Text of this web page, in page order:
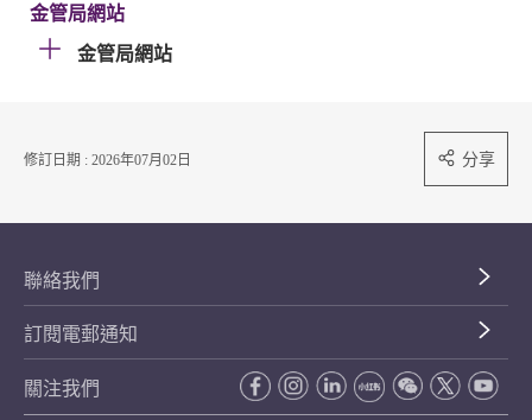
金管局網站
金管局網站
修訂日期 : 2026年07月02日 分享
聯絡我們
訂閱電郵通知
關注我們